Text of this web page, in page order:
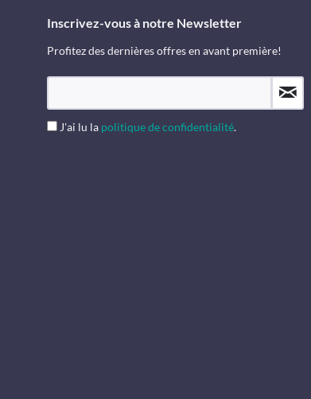
Inscrivez-vous à notre Newsletter
Profitez des dernières offres en avant première!
J'ai lu la politique de confidentialité.